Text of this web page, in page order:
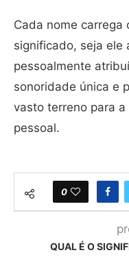
Cada nome carrega
significado, seja ele
pessoalmente
sonoridade única e
vasto terreno para
pessoal.
0
QUAL É O